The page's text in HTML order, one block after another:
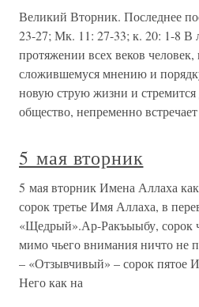
Великий Вторник. Последнее
23-27; Мк. 11: 27-33; к. 20: 1-8 В
протяжении всех веков
сложившемуся мнению и
новую струю жизни и стремится
общество, непременно встречает
5 мая вторник
5 мая вторник Имена Аллаха
сорок третье Имя Аллаха, в
«Щедрый».Ар-Ракъыыбу, сорок
мимо чьего внимания ничто не
– «Отзывчивый» – сорок пятое
Него как на